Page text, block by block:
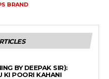
BRAND
BY DEEPAK SIR):
KI POORI KAHANI